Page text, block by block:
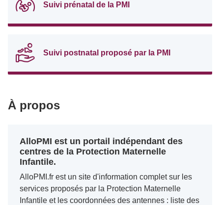
Suivi prénatal de la PMI
Suivi postnatal proposé par la PMI
À propos
AlloPMI est un portail indépendant des
centres de la Protection Maternelle
Infantile.
AlloPMI.fr est un site d'information complet sur les
services proposés par la Protection Maternelle
Infantile et les coordonnées des antennes : liste des